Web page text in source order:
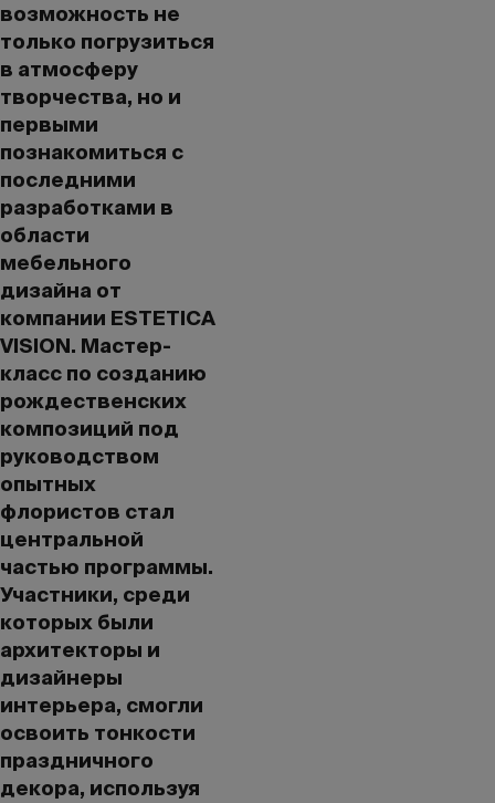
возможность не
только погрузиться
в атмосферу
творчества, но и
первыми
познакомиться с
последними
разработками в
области
мебельного
дизайна от
компании ESTETICA
VISION. Мастер-
класс по созданию
рождественских
композиций под
руководством
опытных
флористов стал
центральной
частью программы.
Участники, среди
которых были
архитекторы и
дизайнеры
интерьера, смогли
освоить тонкости
праздничного
декора, используя